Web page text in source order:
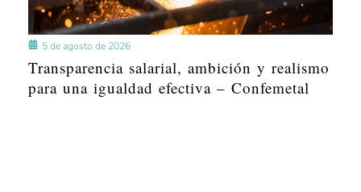
5 de agosto de 2026
Transparencia salarial, ambición y realismo
para una igualdad efectiva – Confemetal